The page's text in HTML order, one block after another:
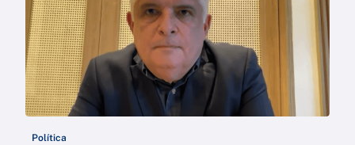
Política